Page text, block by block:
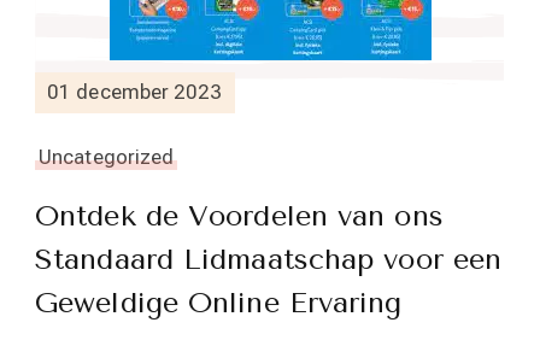
01 december 2023
Uncategorized
Ontdek de Voordelen van ons
Standaard Lidmaatschap voor een
Geweldige Online Ervaring